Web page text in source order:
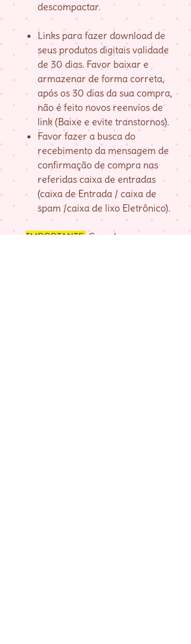
descompactar.
Links para fazer download de
seus produtos digitais validade
de 30 dias. Favor baixar e
armazenar de forma correta,
após os 30 dias da sua compra,
não é feito novos reenvios de
link (Baixe e evite transtornos).
Favor fazer a busca do
recebimento da mensagem de
confirmação de compra nas
referidas caixa de entradas
(caixa de Entrada / caixa de
spam /caixa de lixo Eletrônico).
IMPORTANTE: Guarde seu